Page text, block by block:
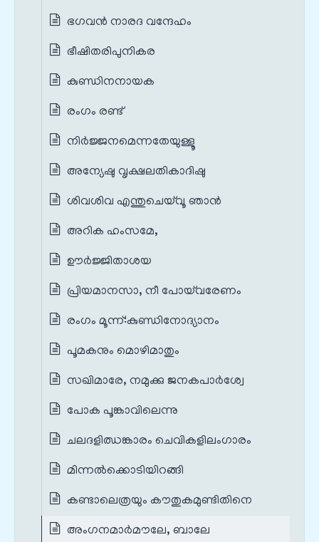
ഭഗവന്‍ നാരദ വന്ദേഹം
ഭീഷിതരിപുനികര
കുണ്ഡിനനായക
രംഗം രണ്ട്
നിർജ്ജനമെന്നതേയുള്ളൂ
അന്യേഷു വൃക്ഷലതികാദിഷു
ശിവശിവ എന്തുചെയ്‌വൂ ഞാൻ
അറിക ഹംസമേ,
ഊർജ്ജിതാശയ
പ്രിയമാനസാ, നീ പോയ്‌വരേണം
രംഗം മൂന്ന്‌:കുണ്ഡിനോദ്യാനം
പൂമകനും മൊഴിമാതും
സഖിമാരേ, നമുക്കു ജനകപാർശ്വേ
പോക പൂങ്കാവിലെന്നു
ചലദളിഝങ്കാരം ചെവികളിലംഗാരം
മിന്നൽക്കൊടിയിറങ്ങി
കണ്ടാലെത്രയും കൗതുകമുണ്ടിതിനെ
അംഗനമാർമൗലേ, ബാലേ